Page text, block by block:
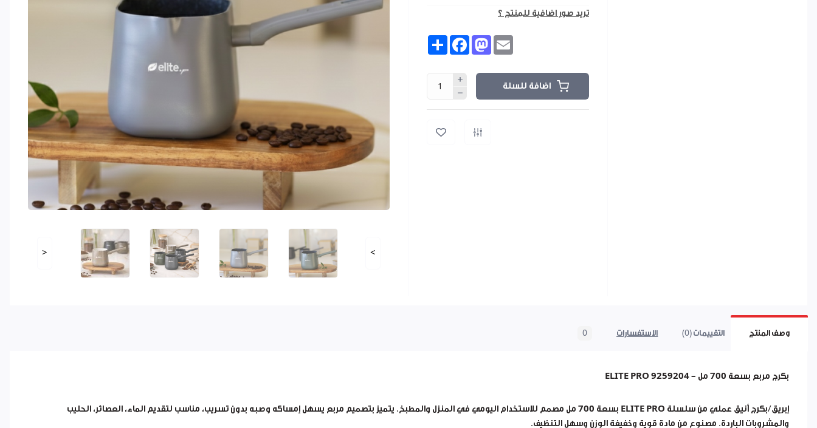
< >
تريد صور اضافية للمنتج ؟
Share FacebookMastodon
اضافة للسلة
وصف المنتج التقييمات (0) الاستفسارات 0
بكرج مربع بسعة 700 مل – ELITE PRO 9259204
إبريق/بكرج أنيق عملي من سلسلة ELITE PRO بسعة 700 مل
مصمم للاستخدام اليومي في المنزل والمطبخ. يتميز بتصميم مربع يسهل إمساكه وصبه بدون تسريب، مناسب لتقديم الماء، العصائر، الحليب
والمشروبات الباردة. مصنوع من مادة قوية وخفيفة الوزن وسهل التنظيف.